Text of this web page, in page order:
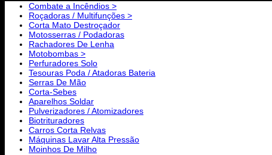
Combate a Incêndios >
Roçadoras / Multifunções >
Corta Mato Destroçador
Motosserras / Podadoras
Rachadores De Lenha
Motobombas >
Perfuradores Solo
Tesouras Poda / Atadoras Bateria
Serras De Mão
Corta-Sebes
Aparelhos Soldar
Pulverizadores / Atomizadores
Biotrituradores
Carros Corta Relvas
Máquinas Lavar Alta Pressão
Moinhos De Milho